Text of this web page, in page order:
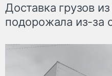
Доставка грузов
подорожала из-за